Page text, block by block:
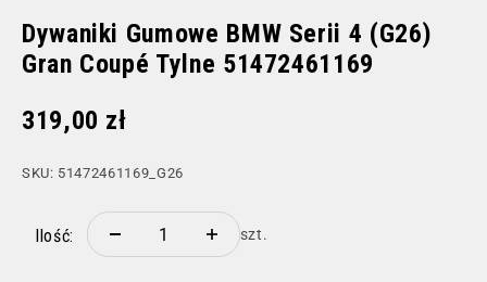
Dywaniki Gumowe BMW Serii 4 (G26)
Gran Coupé Tylne 51472461169
Cena promocyjna
319,00 zł
SKU: 51472461169_G26
Ilość: szt.